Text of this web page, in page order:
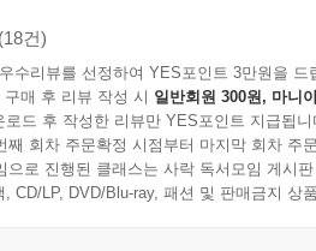
(18건)
수리뷰를 선정하여 YES포인트 3만원을 드
매 후 리뷰 작성 시 일반회원 300원, 마니
로드 후 작성한 리뷰만 YES포인트 지급됩니
째 회차 주문확정 시점부터 마지막 회차 주
으로 진행된 클래스는 사락 독서모임 게시
, CD/LP, DVD/Blu-ray, 패션 및 판매금지 상